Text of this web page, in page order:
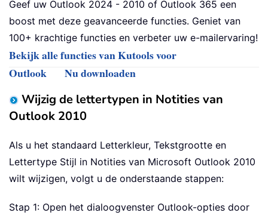
Geef uw Outlook 2024 - 2010 of Outlook 365 een
boost met deze geavanceerde functies. Geniet van
100+ krachtige functies en verbeter uw e-mailervaring!
Bekijk alle functies van Kutools voor
Outlook
Nu downloaden
Wijzig de lettertypen in Notities van
Outlook 2010
Als u het standaard Letterkleur, Tekstgrootte en
Lettertype Stijl in Notities van Microsoft Outlook 2010
wilt wijzigen, volgt u de onderstaande stappen:
Stap 1: Open het dialoogvenster Outlook-opties door